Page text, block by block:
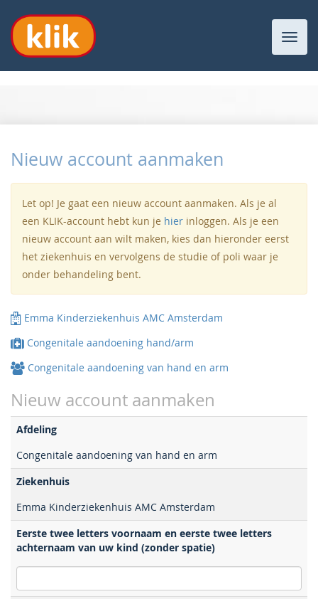
Nieuw account aanmaken
Let op! Je gaat een nieuw account aanmaken. Als je al
een KLIK-account hebt kun je hier inloggen. Als je een
nieuw account aan wilt maken, kies dan hieronder eerst
het ziekenhuis en vervolgens de studie of poli waar je
onder behandeling bent.
Emma Kinderziekenhuis AMC Amsterdam
Congenitale aandoening hand/arm
Congenitale aandoening van hand en arm
Nieuw account aanmaken
Afdeling
Congenitale aandoening van hand en arm
Ziekenhuis
Emma Kinderziekenhuis AMC Amsterdam
Eerste twee letters voornaam en eerste twee letters
achternaam van uw kind (zonder spatie)